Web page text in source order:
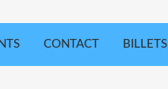
CONTACT BILLETS